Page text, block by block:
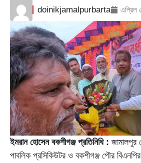
doinikjamalpurbarta এপ্রিল
ইমরান হোসেন বকশীগঞ্জ প্রতিনিধি : জামালপুর
পাবলিক প্রসিকিউটর ও বকশীগঞ্জ পৌর বিএনপির